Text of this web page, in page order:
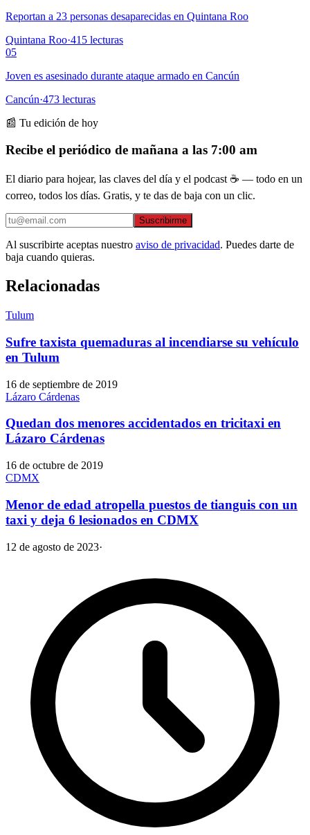
Reportan a 23 personas desaparecidas en Quintana Roo
Quintana Roo·415 lecturas
05
Joven es asesinado durante ataque armado en Cancún
Cancún·473 lecturas
📰 Tu edición de hoy
Recibe el periódico de mañana a las 7:00 am
El diario para hojear, las claves del día y el podcast ☕ — todo en un
correo, todos los días. Gratis, y te das de baja con un clic.
Suscribirme
Al suscribirte aceptas nuestro aviso de privacidad. Puedes darte de
baja cuando quieras.
Relacionadas
Tulum
Sufre taxista quemaduras al incendiarse su vehículo
en Tulum
16 de septiembre de 2019
Lázaro Cárdenas
Quedan dos menores accidentados en tricitaxi en
Lázaro Cárdenas
16 de octubre de 2019
CDMX
Menor de edad atropella puestos de tianguis con un
taxi y deja 6 lesionados en CDMX
12 de agosto de 2023·